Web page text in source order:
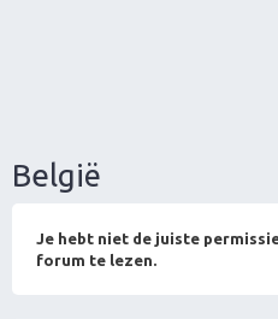
België
Je hebt niet de juiste
forum te lezen.